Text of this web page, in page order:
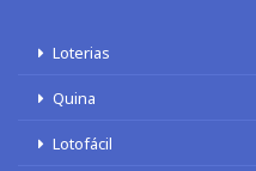
Loterias
Quina
Lotofácil